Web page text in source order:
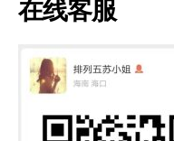
在线客服